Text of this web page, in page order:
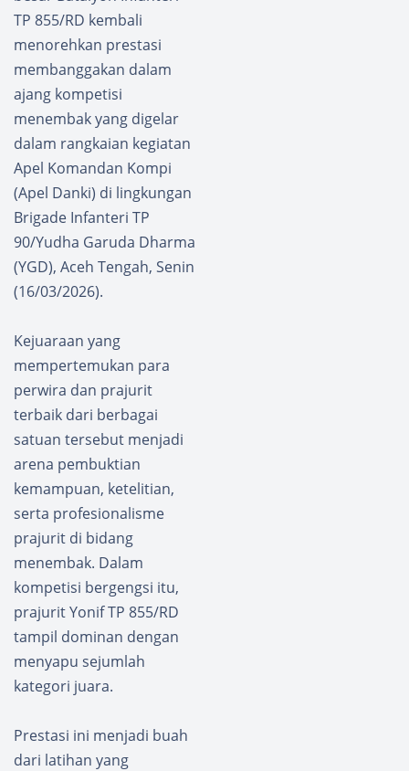
TP 855/RD kembali
menorehkan prestasi
membanggakan dalam
ajang kompetisi
menembak yang digelar
dalam rangkaian kegiatan
Apel Komandan Kompi
(Apel Danki) di lingkungan
Brigade Infanteri TP
90/Yudha Garuda Dharma
(YGD), Aceh Tengah, Senin
(16/03/2026).
Kejuaraan yang
mempertemukan para
perwira dan prajurit
terbaik dari berbagai
satuan tersebut menjadi
arena pembuktian
kemampuan, ketelitian,
serta profesionalisme
prajurit di bidang
menembak. Dalam
kompetisi bergengsi itu,
prajurit Yonif TP 855/RD
tampil dominan dengan
menyapu sejumlah
kategori juara.
Prestasi ini menjadi buah
dari latihan yang